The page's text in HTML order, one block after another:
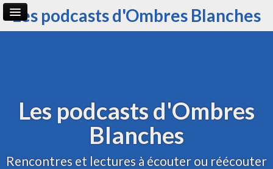
Les podcasts d'Ombres Blanches
Les podcasts d'Ombres
Blanches
Rencontres et lectures à écouter ou réécouter